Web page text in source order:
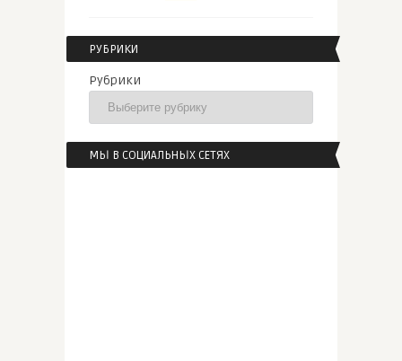
РУБРИКИ
Рубрики
МЫ В СОЦИАЛЬНЫХ СЕТЯХ